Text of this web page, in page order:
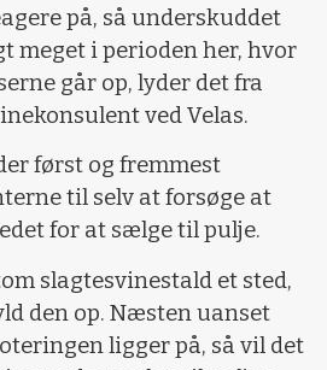
på, så underskuddet
meget i perioden her, hvor
går op, lyder det fra
ved Velas.
først og fremmest
til selv at forsøge at
for at sælge til pulje.
slagtesvinestald et sted,
den op. Næsten uanset
ligger på, så vil det